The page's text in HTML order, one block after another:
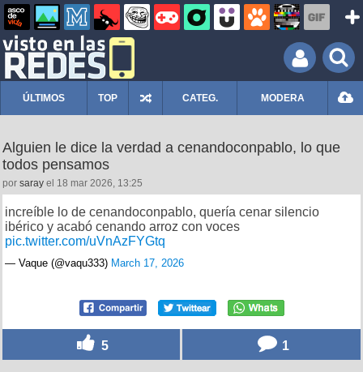
ÚLTIMOS TOP CATEG. MODERA
Alguien le dice la verdad a cenandoconpablo, lo que
todos pensamos
por saray el 18 mar 2026, 13:25
increíble lo de cenandoconpablo, quería cenar silencio
ibérico y acabó cenando arroz con voces
pic.twitter.com/uVnAzFYGtq
— Vaque (@vaqu333) March 17, 2026
5 1